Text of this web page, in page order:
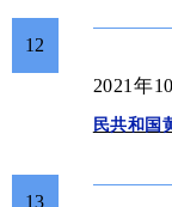
12
2021年
民共和国
13